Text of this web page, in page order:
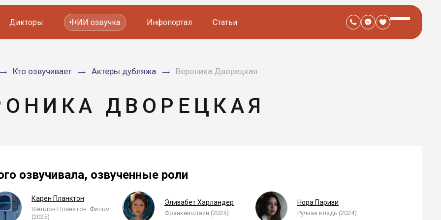
Мультфильмов
Дикторы ИИ озвучка Инфопортал Статьи
Кто озвучивает Актеры дубляжа Вероника Дворецкая
ДВОРЕЦКАЯ
озвучивала, озвученные роли
Карен Планктон
Шелдон Планктон: Фильм
(2025)
Элизабет Харландер
Франкенштейн (2025)
Нора Паризи
Ручная кладь (2024)